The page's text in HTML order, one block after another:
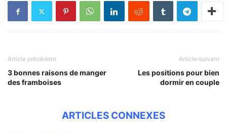
Article précédent
3 bonnes raisons de manger
des framboises
Article suivant
Les positions pour bien
dormir en couple
ARTICLES CONNEXES